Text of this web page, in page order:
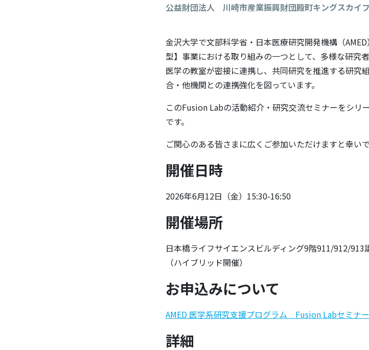
公益財団法人 川崎市産業振興財団殿町キングスカイ
金沢大学で文部科学省・日本医療研究開発機構（
型】事業における取り組みの一つとして、多様な研究
医学の教室が密接に連携し、共同研究を推進する研究
合・他機関との連携強化を図っています。
このFusion Labの活動紹介・研究交流セミナーをシリ
です。
ご関心のある皆さまに広くご参加いただけますと幸いで
開催日時
2026年6月12日（金）15:30-16:50
開催場所
日本橋ライフサイエンスビルディング9階911/912/913
（ハイブリッド開催）
お申込みについて
AMED 医学系研究支援プログラム Fusion Labセミナ
詳細